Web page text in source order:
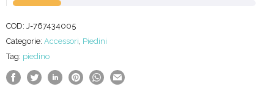
Alta
quantità
COD: J-767434005
Categorie: Accessori, Piedini
Tag: piedino